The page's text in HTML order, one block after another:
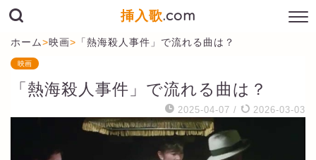
挿入歌.com
ホーム>映画> 「熱海殺人事件」で流れる曲は？
映画
「熱海殺人事件」で流れる曲は？
2025-04-07 / 2026-03-03